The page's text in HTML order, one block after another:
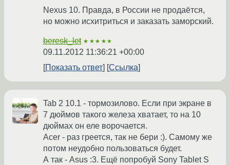
Nexus 10. Правда, в России не продаётся,
но можно исхитриться и заказать заморский.
beresk_let ★★★★★
09.11.2012 11:36:21 +00:00
Показать ответ
Ссылка
Tab 2 10.1 - тормозилово. Если при экране в
7 дюймов такого железа хватает, то на 10
дюймах он еле ворочается.
Acer - раз греется, так не бери :). Самому же
потом неудобно пользоваться будет.
А так - Asus :3. Ещё попробуй Sony Tablet S